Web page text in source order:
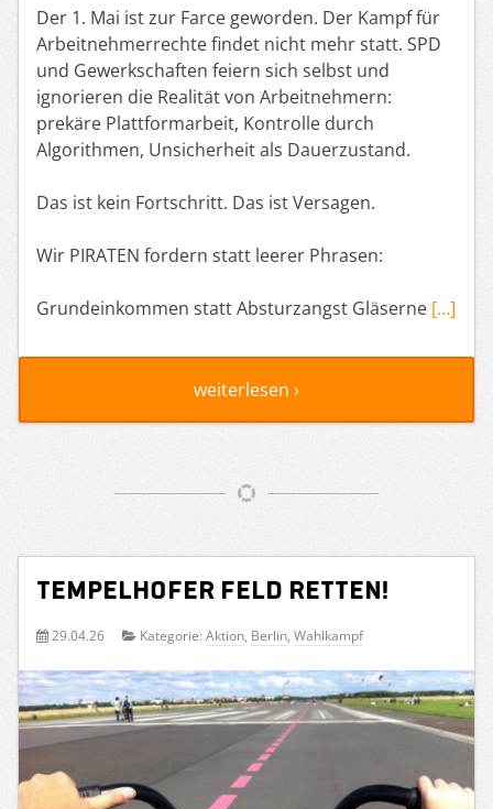
Der 1. Mai ist zur Farce geworden. Der Kampf für
Arbeitnehmerrechte findet nicht mehr statt. SPD
und Gewerkschaften feiern sich selbst und
ignorieren die Realität von Arbeitnehmern:
prekäre Plattformarbeit, Kontrolle durch
Algorithmen, Unsicherheit als Dauerzustand.
Das ist kein Fortschritt. Das ist Versagen.
Wir PIRATEN fordern statt leerer Phrasen:
Grundeinkommen statt Absturzangst Gläserne […]
weiterlesen ›
Tempelhofer Feld retten!
29.04.26 Kategorie: Aktion, Berlin, Wahlkampf